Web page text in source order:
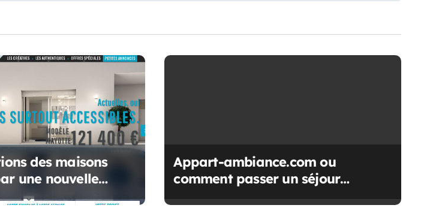
des maisons
une nouvelle
Appart-ambiance.com ou
comment passer un séjour